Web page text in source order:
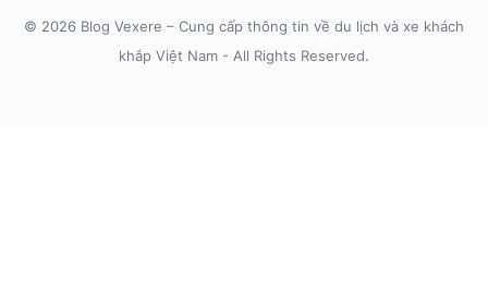
© 2026 Blog Vexere – Cung cấp thông tin về du lịch và xe khách
khắp Việt Nam - All Rights Reserved.